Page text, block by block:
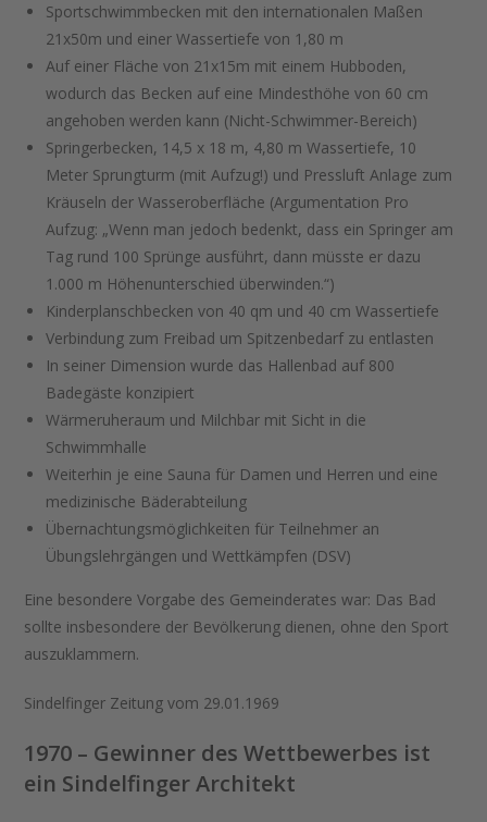
Sportschwimmbecken mit den internationalen Maßen
21x50m und einer Wassertiefe von 1,80 m
Auf einer Fläche von 21x15m mit einem Hubboden,
wodurch das Becken auf eine Mindesthöhe von 60 cm
angehoben werden kann (Nicht-Schwimmer-Bereich)
Springerbecken, 14,5 x 18 m, 4,80 m Wassertiefe, 10
Meter Sprungturm (mit Aufzug!) und Pressluft Anlage zum
Kräuseln der Wasseroberfläche (Argumentation Pro
Aufzug: „Wenn man jedoch bedenkt, dass ein Springer am
Tag rund 100 Sprünge ausführt, dann müsste er dazu
1.000 m Höhenunterschied überwinden.“)
Kinderplanschbecken von 40 qm und 40 cm Wassertiefe
Verbindung zum Freibad um Spitzenbedarf zu entlasten
In seiner Dimension wurde das Hallenbad auf 800
Badegäste konzipiert
Wärmeruheraum und Milchbar mit Sicht in die
Schwimmhalle
Weiterhin je eine Sauna für Damen und Herren und eine
medizinische Bäderabteilung
Übernachtungsmöglichkeiten für Teilnehmer an
Übungslehrgängen und Wettkämpfen (DSV)
Eine besondere Vorgabe des Gemeinderates war: Das Bad
sollte insbesondere der Bevölkerung dienen, ohne den Sport
auszuklammern.
Sindelfinger Zeitung vom 29.01.1969
1970 – Gewinner des Wettbewerbes ist
ein Sindelfinger Architekt